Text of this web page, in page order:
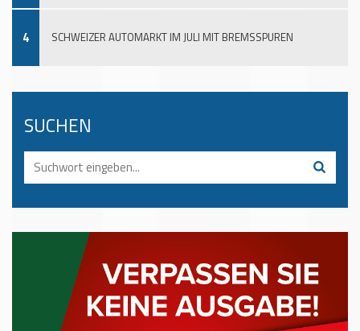
4 SCHWEIZER AUTOMARKT IM JULI MIT BREMSSPUREN
SUCHEN